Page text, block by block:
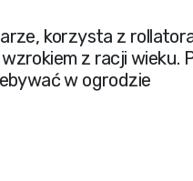
korzysta z
z racji wieku.
w ogrodzie